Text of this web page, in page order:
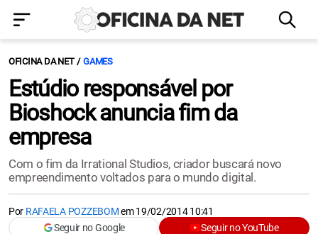
OFICINA DA NET GAMES
Estúdio responsável por
Bioshock anuncia fim da
empresa
Com o fim da Irrational Studios, criador buscará novo
empreendimento voltados para o mundo digital.
Por RAFAELA POZZEBOMem19/02/2014 10:41
Seguir no Google
Seguir no YouTube